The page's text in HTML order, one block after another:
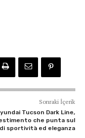
Sonraki İçerik
Tucson Dark Line,
che punta sul
sportività ed eleganza